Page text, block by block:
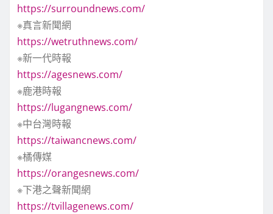
https://surroundnews.com/
※真言新聞網
https://wetruthnews.com/
※新一代時報
https://agesnews.com/
※鹿港時報
https://lugangnews.com/
※中台灣時報
https://taiwancnews.com/
※橘傳媒
https://orangesnews.com/
※下港之聲新聞網
https://tvillagenews.com/